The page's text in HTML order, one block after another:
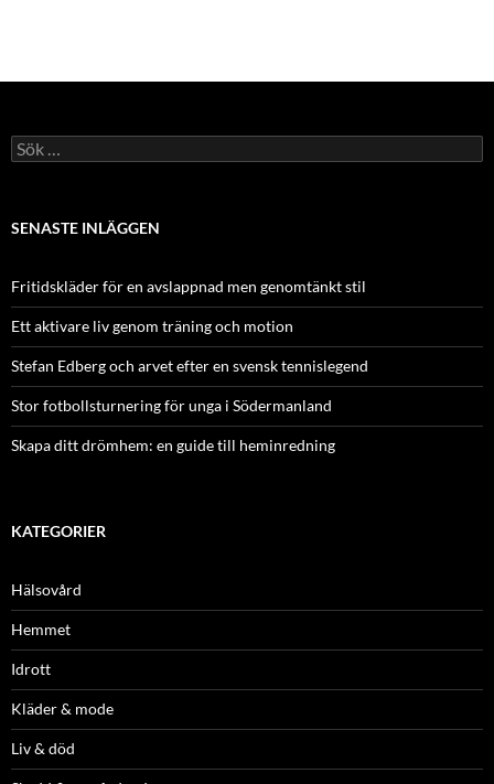
Sök
efter:
SENASTE INLÄGGEN
Fritidskläder för en avslappnad men genomtänkt stil
Ett aktivare liv genom träning och motion
Stefan Edberg och arvet efter en svensk tennislegend
Stor fotbollsturnering för unga i Södermanland
Skapa ditt drömhem: en guide till heminredning
KATEGORIER
Hälsovård
Hemmet
Idrott
Kläder & mode
Liv & död